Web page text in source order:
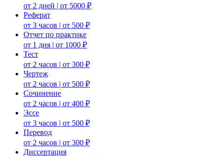
от 2 дней | от 5000 ₽
Реферат
от 3 часов | от 500 ₽
Отчет по практике
от 1 дня | от 1000 ₽
Тест
от 2 часов | от 300 ₽
Чертеж
от 2 часов | от 500 ₽
Сочинение
от 2 часов | от 400 ₽
Эссе
от 3 часов | от 500 ₽
Перевод
от 2 часов | от 300 ₽
Диссертация